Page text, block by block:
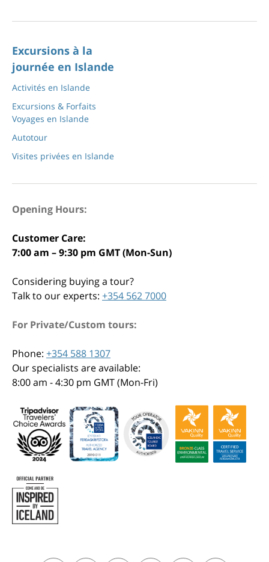
Excursions à la
journée en Islande
Activités en Islande
Excursions & Forfaits
Voyages en Islande
Autotour
Visites privées en Islande
Opening Hours:
Customer Care:
7:00 am – 9:30 pm GMT (Mon-Sun)
Considering buying a tour?
Talk to our experts: +354 562 7000
For Private/Custom tours:
Phone: +354 588 1307
Our specialists are available:
8:00 am - 4:30 pm GMT (Mon-Fri)